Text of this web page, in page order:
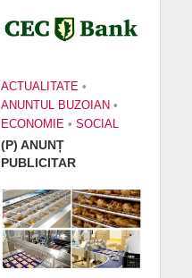
ACTUALITATE •
ANUNTUL BUZOIAN •
ECONOMIE • SOCIAL
(P) ANUNȚ
PUBLICITAR